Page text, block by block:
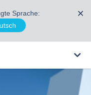
Sprache:
✕